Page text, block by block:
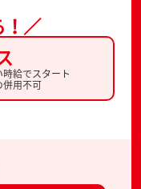
！／
給でスタート
用不可